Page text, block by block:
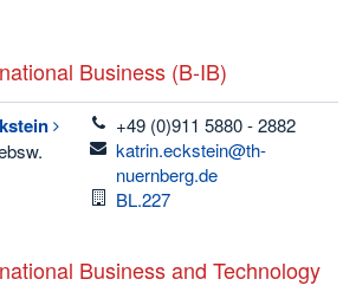
Business (B-IB)
telefon
+49 (0)911 5880 - 2882
email
katrin.eckstein@th-
nuernberg.de
Raum
BL.227
Business and Technology